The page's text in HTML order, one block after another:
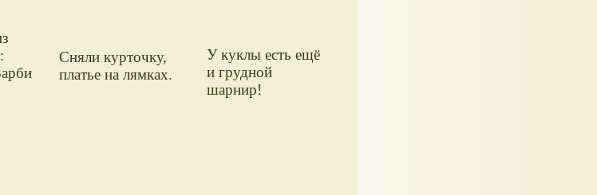
Сняли курточку,
платье на лямках.
У куклы есть ещё
и грудной
шарнир!